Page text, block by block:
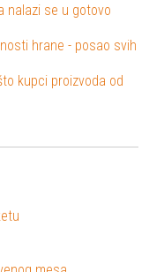
nalazi se u gotovo
hrane - posao svih
kupci proizvoda od